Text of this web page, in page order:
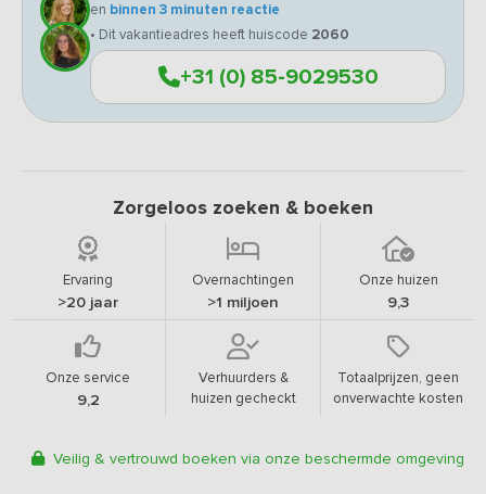
en binnen 3 minuten reactie
• Dit vakantieadres heeft huiscode 2060
+31 (0) 85-9029530
Zorgeloos zoeken & boeken
Ervaring
>20 jaar
Overnachtingen
>1 miljoen
Onze huizen
9,3
Onze service
9,2
Verhuurders &
huizen gecheckt
Totaalprijzen, geen
onverwachte kosten
Veilig & vertrouwd boeken via onze beschermde omgeving